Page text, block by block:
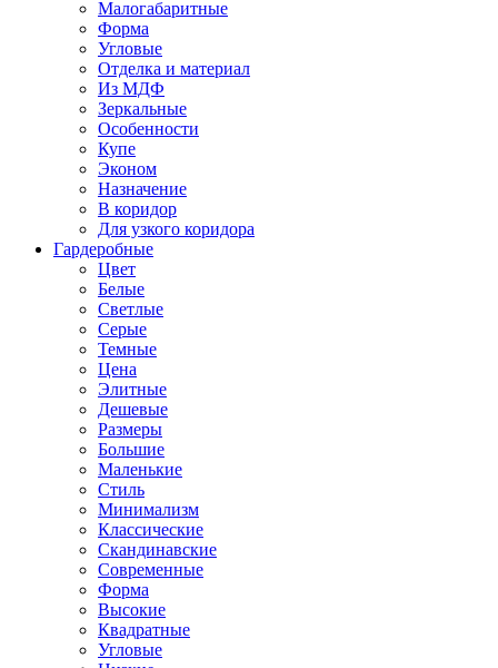
Малогабаритные
Форма
Угловые
Отделка и материал
Из МДФ
Зеркальные
Особенности
Купе
Эконом
Назначение
В коридор
Для узкого коридора
Гардеробные
Цвет
Белые
Светлые
Серые
Темные
Цена
Элитные
Дешевые
Размеры
Большие
Маленькие
Стиль
Минимализм
Классические
Скандинавские
Современные
Форма
Высокие
Квадратные
Угловые